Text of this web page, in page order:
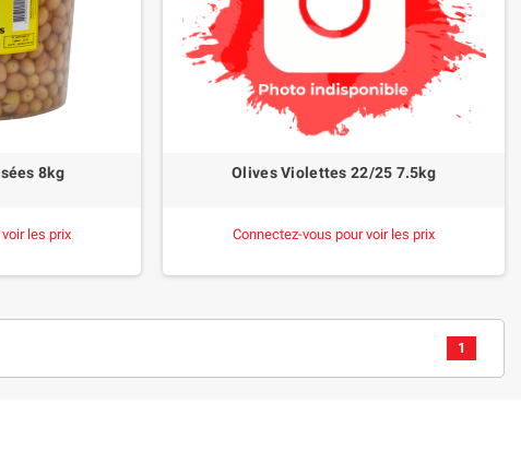
8kg
les prix
Olives Violettes 22/25 7.5kg
Connectez-vous pour voir les prix
1